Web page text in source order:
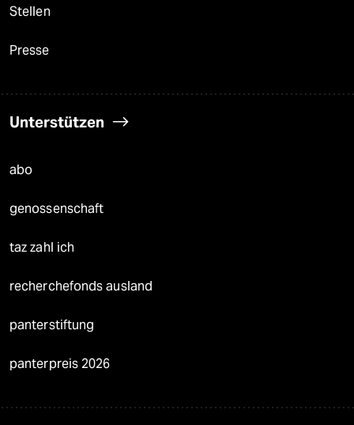
Stellen
Presse
Unterstützen
abo
genossenschaft
taz zahl ich
recherchefonds ausland
panterstiftung
panterpreis 2026